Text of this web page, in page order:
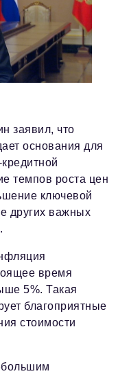
подписка
заявил, что
основания для
темпов роста цен
ключевой
других важных
время
5%. Такая
благоприятные
стоимости